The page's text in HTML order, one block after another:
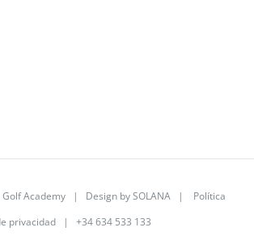
Academy | Design bySOLANA | Política
privacidad| +34 634 533 133